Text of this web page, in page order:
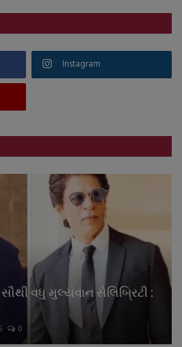
Instagram
વધુ મુલ્યવાન સેલિબ્રિટી :
0